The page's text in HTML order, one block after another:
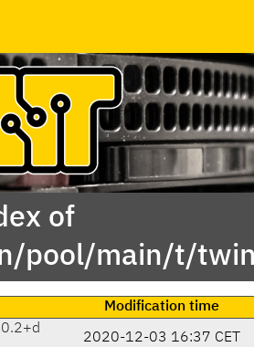
of
pool/main/t/
Modification time
2020-12-03 16:37 CET